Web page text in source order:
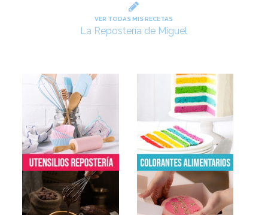
VER TODAS MIS RECETAS
La Repostería de Miguel